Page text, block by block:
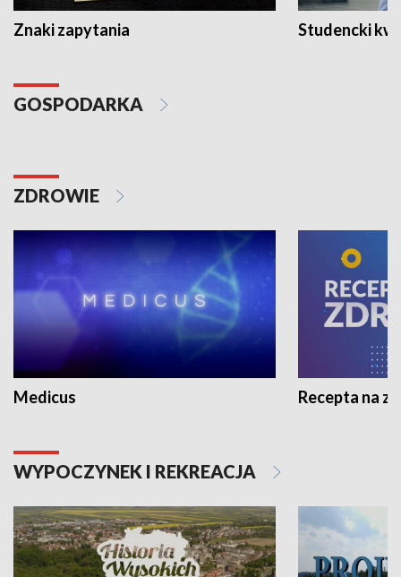
Znaki zapytania Studencki
GOSPODARKA
ZDROWIE
Medicus Recepta na
WYPOCZYNEK I REKREACJA